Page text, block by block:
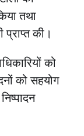
तथा
की।
को
को सहयोग